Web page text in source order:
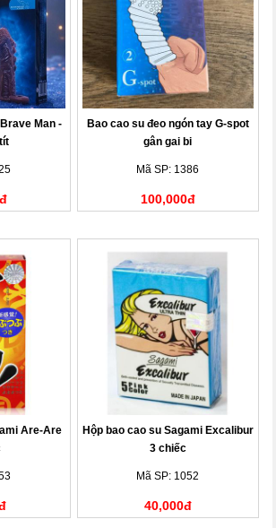
Man -
Bao cao su đeo ngón tay G-spot
gân gai bi
Mã SP: 1386
100,000đ
Are-Are
Hộp bao cao su Sagami Excalibur
3 chiếc
Mã SP: 1052
40,000đ